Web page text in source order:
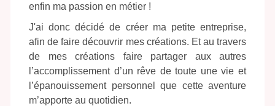
enfin ma passion en métier !
J'ai donc décidé de créer ma petite entreprise,
afin de faire découvrir mes créations. Et au travers
de mes créations faire partager aux autres
l’accomplissement d’un rêve de toute une vie et
l’épanouissement personnel que cette aventure
m’apporte au quotidien.